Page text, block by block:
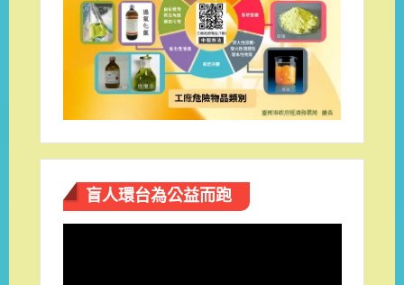
盲人環台​為公益而跑